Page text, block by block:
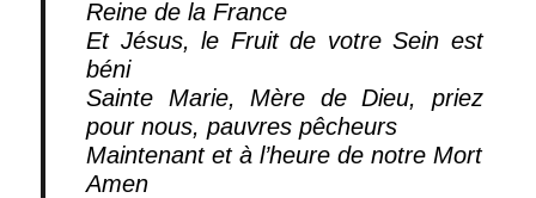
Reine de la France
Et Jésus, le Fruit de votre Sein est
béni
Sainte Marie, Mère de Dieu, priez
pour nous, pauvres pêcheurs
Maintenant et à l’heure de notre Mort
Amen